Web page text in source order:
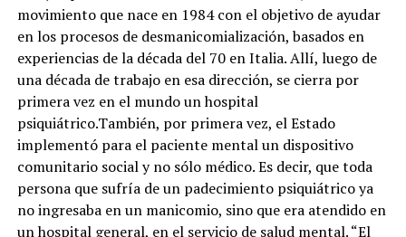
movimiento que nace en 1984 con el objetivo de ayudar
en los procesos de desmanicomialización, basados en
experiencias de la década del 70 en Italia. Allí, luego de
una década de trabajo en esa dirección, se cierra por
primera vez en el mundo un hospital
psiquiátrico.También, por primera vez, el Estado
implementó para el paciente mental un dispositivo
comunitario social y no sólo médico. Es decir, que toda
persona que sufría de un padecimiento psiquiátrico ya
no ingresaba en un manicomio, sino que era atendido en
un hospital general, en el servicio de salud mental. “El